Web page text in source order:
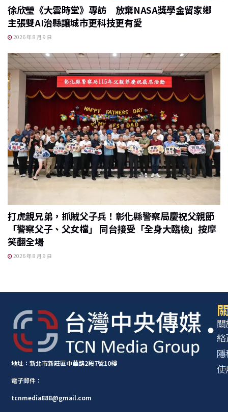
徐欣瑩《大雲時堂》專訪 放棄NASA獎學金留家鄉
主張雙AI治縣讓城市更科技更有愛
2026 年 8 月 9 日
打虎親兄弟，抓賊父子兵！彰化縣警察局慶祝父親節
「警察父子、父女檔」 同台接受「全身大臨檢」按摩
笑翻全場
2026 年 8 月 9 日
地址：新北市新莊區中華路2段7號10樓
電子郵件：
tcnmedia888@gmail.com